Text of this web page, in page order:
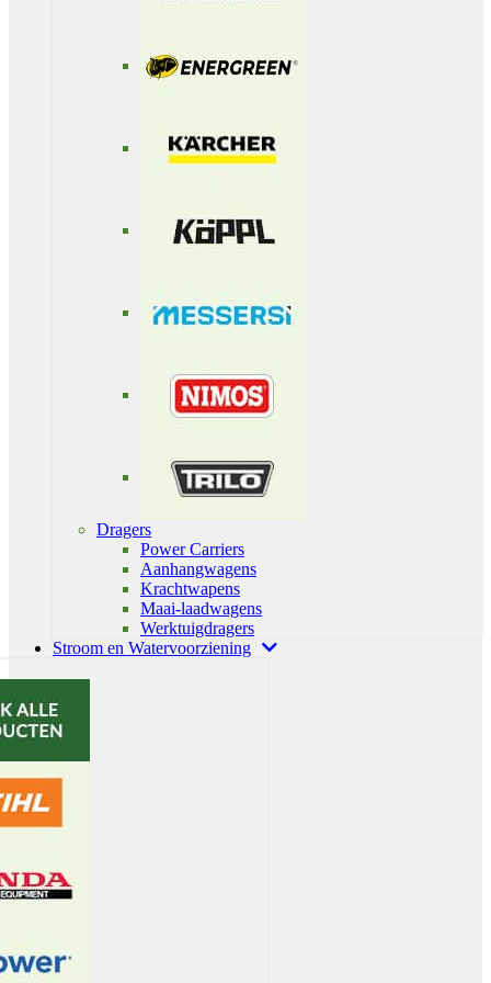
Dragers
Power Carriers
Aanhangwagens
Krachtwapens
Maai-laadwagens
Werktuigdragers
Stroom en Watervoorziening